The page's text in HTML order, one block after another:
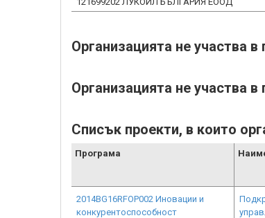
Организацията не участва
Организацията не участва
Списък проекти, в които
Програма
2014BG16RFOP002 Иновации и
конкурентоспособност